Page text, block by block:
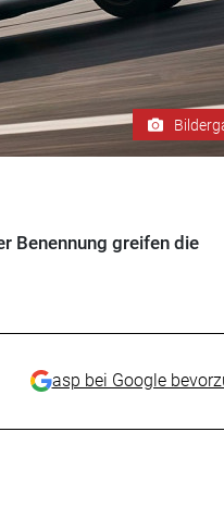
Benennung greifen die
asp bei Google